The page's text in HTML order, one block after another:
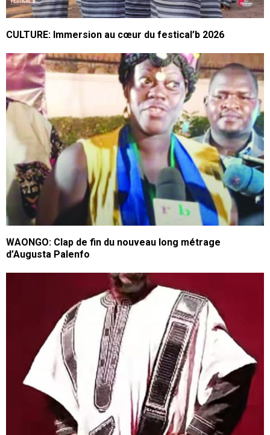
CULTURE: Immersion au cœur du festical’b 2026
WAONGO: Clap de fin du nouveau long métrage
d’Augusta Palenfo